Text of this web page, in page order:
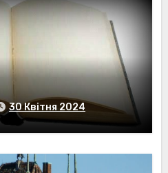
30 Квітня 2024